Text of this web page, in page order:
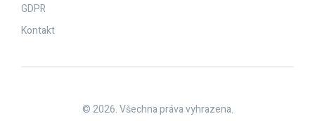
GDPR
Kontakt
© 2026. Všechna práva vyhrazena.